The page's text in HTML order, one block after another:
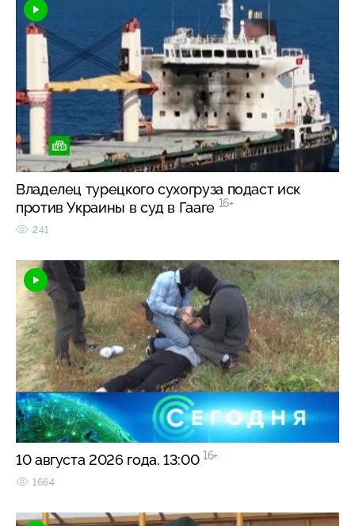
Владелец турецкого сухогруза подаст иск
против Украины в суд в Гааге 16+
241
10 августа 2026 года. 13:00 16+
1664